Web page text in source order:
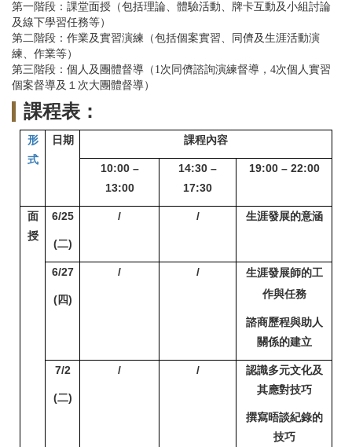
第一階段：課堂面授（包括理論、體驗活動、牌卡互動及小組討論
及線下學習任務等）
第二階段：作業及實習演練（包括個案實習、同儕及生涯活動演
練、作業等）
第三階段：個人及團體督導（1次同儕諮詢演練督導，4次個人實習
個案督導及１次大團體督導）
課程表：
形
式
日期 課程內容
10:00 –
13:00
14:30 –
17:30
19:00 – 22:00
面
授
6/25
(二)
/ / 生涯發展的意涵
6/27
(四)
/ /
生涯發展師的工
作與任務
諮商歷程與助人
關係的建立
7/2
(二)
/ /
認識多元文化及
其應對技巧
撰寫晤談紀錄的
技巧